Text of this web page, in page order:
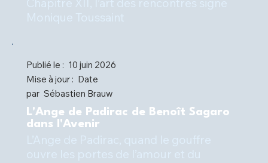
Publié le : 10 juin 2026
Mise à jour : Date
par Sébastien Brauw
L'Ange de Padirac de Benoît Sagaro
dans l'Avenir